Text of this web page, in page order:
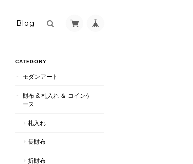
Blog
CATEGORY
モダンアート
財布 & 札入れ ＆ コインケ
ース
札入れ
長財布
折財布